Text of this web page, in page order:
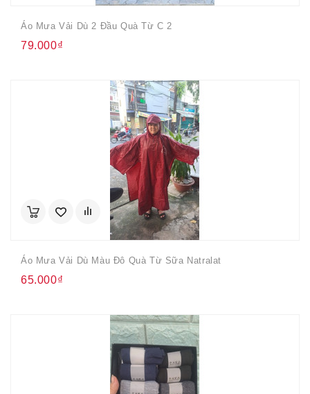
Áo Mưa Vải Dù 2 Đầu Quà Từ C 2
79.000₫
Áo Mưa Vải Dù Màu Đô Quà Từ Sữa Natralat
65.000₫